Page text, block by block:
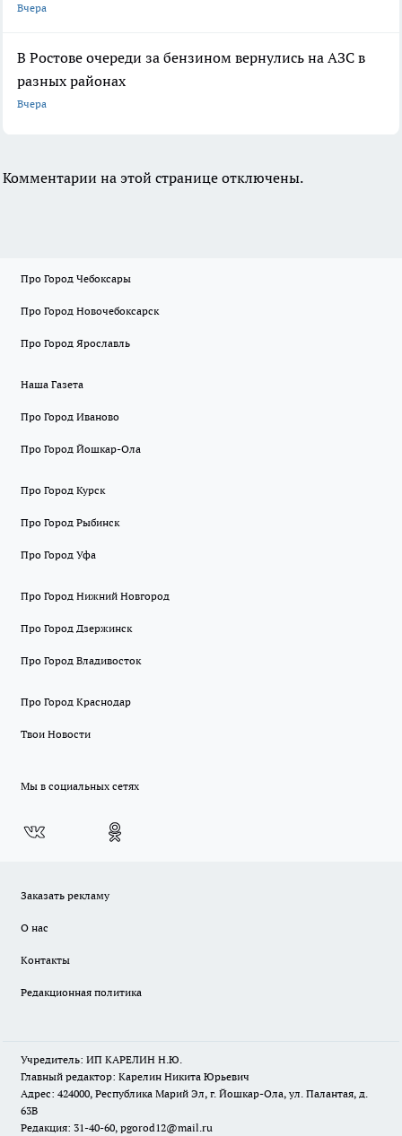
Вчера
В Ростове очереди за бензином вернулись на АЗС в
разных районах
Вчера
Комментарии на этой странице отключены.
Про Город Чебоксары
Про Город Новочебоксарск
Про Город Ярославль
Наша Газета
Про Город Иваново
Про Город Йошкар-Ола
Про Город Курск
Про Город Рыбинск
Про Город Уфа
Про Город Нижний Новгород
Про Город Дзержинск
Про Город Владивосток
Про Город Краснодар
Твои Новости
Мы в социальных сетях
Заказать рекламу
О нас
Контакты
Редакционная политика
Учредитель: ИП КАРЕЛИН Н.Ю.
Главный редактор: Карелин Никита Юрьевич
Адрес: 424000, Республика Марий Эл, г. Йошкар-Ола, ул. Палантая, д.
63В
Редакция: 31-40-60, pgorod12@mail.ru